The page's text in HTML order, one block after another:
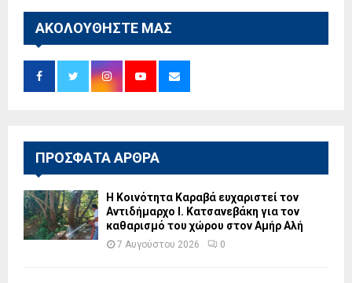
ΑΚΟΛΟΥΘΗΣΤΕ ΜΑΣ
ΠΡΟΣΦΑΤΑ ΑΡΘΡΑ
Η Κοινότητα Καραβά ευχαριστεί τον
Αντιδήμαρχο Ι. Κατσανεβάκη για τον
καθαρισμό του χώρου στον Αμήρ Αλή
7 Αυγούστου 2026 0